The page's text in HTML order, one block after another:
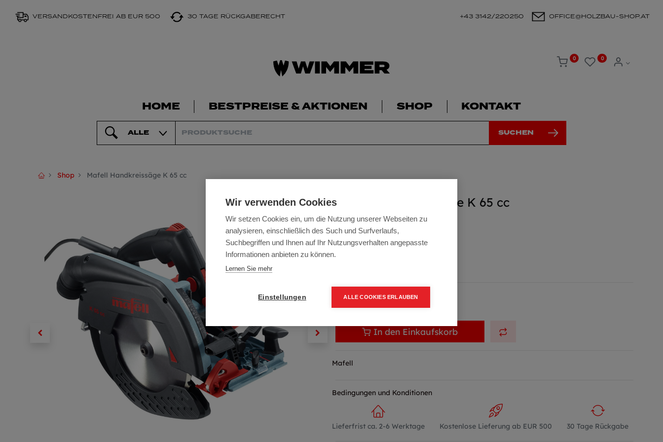
VERSANDKOSTENFREI AB EUR 500 30 TAGE RÜCKGABERECHT +43 3142/220250 OFFICE@HOLZBAU-SHOP.AT
0 0
HOME BESTPREISE & AKTIONEN SHOP KONTAKT
ALLE SUCHEN
Shop Mafell Handkreissäge K 65 cc
Mafell Handkreissäge K 65 cc
Artikelnummer:91B001
739,00€
In den Einkaufskorb
Mafell
Bedingungen und Konditionen
Lieferfrist ca. 2-6 Werktage Kostenlose Lieferung ab EUR 500 30 Tage Rückgabe
Wir verwenden Cookies
Wir setzen Cookies ein, um die Nutzung unserer Webseiten zu
analysieren, einschließlich des Such und Surfverlaufs,
Suchbegriffen und Ihnen auf Ihr Nutzungsverhalten angepasste
Informationen anbieten zu können.
Lernen Sie mehr
Einstellungen ALLE COOKIES ERLAUBEN